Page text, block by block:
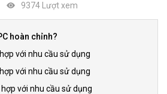
9374 Lượt xem
hoàn chỉnh?
với nhu cầu sử dụng
với nhu cầu sử dụng
với nhu cầu sử dụng